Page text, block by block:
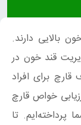
بالایی دارند.
قند خون در
برای افراد
خواص قارچ
پرداخته‌ایم. تا